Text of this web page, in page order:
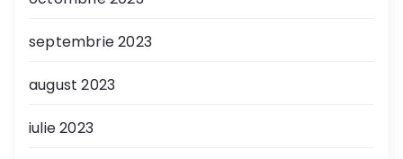
septembrie 2023
august 2023
iulie 2023